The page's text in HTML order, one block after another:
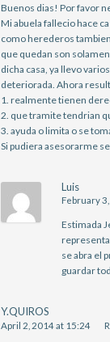
Buenos dias! Por favor
Mi abuela fallecio hace
como herederos
que quedan son
dicha casa, ya llevo
deteriorada. Ahora
1. realmente tienen
2. que tramite tendrian
3. ayuda o limita o se
Si pudiera asesorarme
Luis
February
Estimada
se abra el
guardar
Y.QUIROS
April 2, 2014 at 15:24